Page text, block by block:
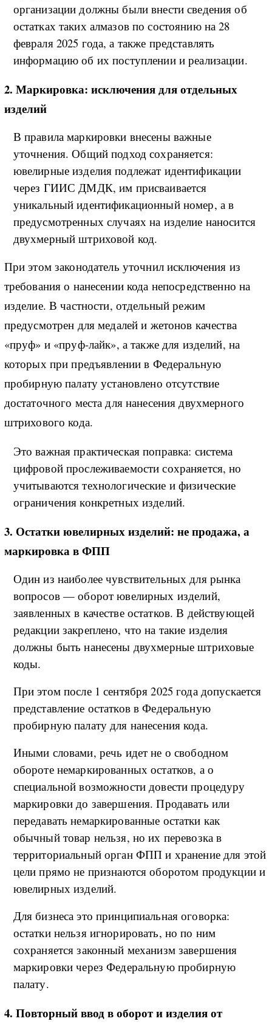
организации должны были внести сведения об
остатках таких алмазов по состоянию на 28
февраля 2025 года, а также представлять
информацию об их поступлении и реализации.
2. Маркировка: исключения для отдельных
изделий
В правила маркировки внесены важные
уточнения. Общий подход сохраняется:
ювелирные изделия подлежат идентификации
через ГИИС ДМДК, им присваивается
уникальный идентификационный номер, а в
предусмотренных случаях на изделие наносится
двухмерный штриховой код.
При этом законодатель уточнил исключения из
требования о нанесении кода непосредственно на
изделие. В частности, отдельный режим
предусмотрен для медалей и жетонов качества
«пруф» и «пруф-лайк», а также для изделий, на
которых при предъявлении в Федеральную
пробирную палату установлено отсутствие
достаточного места для нанесения двухмерного
штрихового кода.
Это важная практическая поправка: система
цифровой прослеживаемости сохраняется, но
учитываются технологические и физические
ограничения конкретных изделий.
3. Остатки ювелирных изделий: не продажа, а
маркировка в ФПП
Один из наиболее чувствительных для рынка
вопросов — оборот ювелирных изделий,
заявленных в качестве остатков. В действующей
редакции закреплено, что на такие изделия
должны быть нанесены двухмерные штриховые
коды.
При этом после 1 сентября 2025 года допускается
представление остатков в Федеральную
пробирную палату для нанесения кода.
Иными словами, речь идет не о свободном
обороте немаркированных остатков, а о
специальной возможности довести процедуру
маркировки до завершения. Продавать или
передавать немаркированные остатки как
обычный товар нельзя, но их перевозка в
территориальный орган ФПП и хранение для этой
цели прямо не признаются оборотом продукции и
ювелирных изделий.
Для бизнеса это принципиальная оговорка:
остатки нельзя игнорировать, но по ним
сохраняется законный механизм завершения
маркировки через Федеральную пробирную
палату.
4. Повторный ввод в оборот и изделия от